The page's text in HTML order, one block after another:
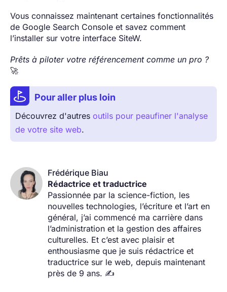
Vous connaissez maintenant certaines fonctionnalités
de Google Search Console et savez comment
l’installer sur votre interface SiteW.
Prêts à piloter votre référencement comme un pro ?
🚀
Pour aller plus loin
Découvrez d'autres outils pour peaufiner l'analyse
de votre site web.
Frédérique Biau
Rédactrice et traductrice
Passionnée par la science-fiction, les
nouvelles technologies, l’écriture et l’art en
général, j’ai commencé ma carrière dans
l’administration et la gestion des affaires
culturelles. Et c’est avec plaisir et
enthousiasme que je suis rédactrice et
traductrice sur le web, depuis maintenant
près de 9 ans. ✍️